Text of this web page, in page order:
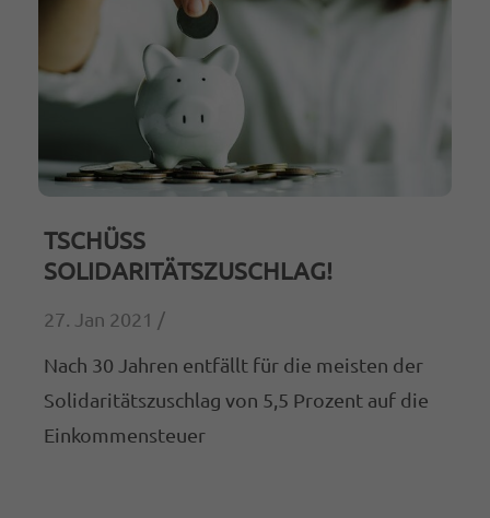
TSCHÜSS
SOLIDARITÄTSZUSCHLAG!
27. Jan 2021 /
Nach 30 Jahren entfällt für die meisten der
Solidaritätszuschlag von 5,5 Prozent auf die
Einkommensteuer